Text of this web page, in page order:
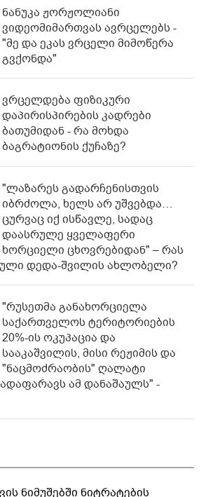
ნანუკა ჟორჟოლიანი
ვიდეომიმართვას ავრცელებს -
"მე და ეკას ვრცელი მიმოწერა
გვქონდა"
ვრცელდება ფიზიკური
დაპირისპირების კადრები
ბათუმიდან - რა მოხდა
ბაგრატიონის ქუჩაზე?
"ლაზარეს გადარჩენისთვის
იბრძოლა, ხელს არ უშვებდა…
ცურვაც იქ ისწავლე, სადაც
დაასრულე ყველაფერი
ხორციელი ცხოვრებიდან" – რას
დედა-შვილის ახლობელი?
"რუსეთმა განახორციელა
საქართველოს ტერიტორიების
20%-ის ოკუპაცია და
სააკაშვილის, მისი რეჟიმის და
"ნაცმოძრაობის" ღალატი
ამ დანაშაულს" -
ნიმუშებში ნიტრატების